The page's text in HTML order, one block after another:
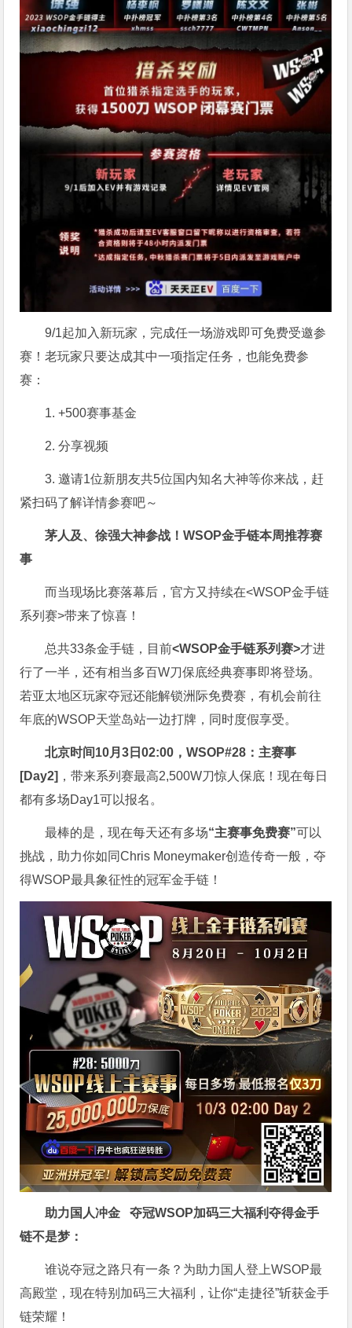
9/1起加入新玩家，完成任一场游戏即可免费受邀参
赛！老玩家只要达成其中一项指定任务，也能免费参
赛：
1. +500赛事基金
2. 分享视频
3. 邀请1位新朋友共5位国内知名大神等你来战，赶
紧扫码了解详情参赛吧～
茅人及、徐强大神参战！WSOP金手链本周推荐赛
事
而当现场比赛落幕后，官方又持续在<WSOP金手链
系列赛>带来了惊喜！
总共33条金手链，目前<WSOP金手链系列赛>才进
行了一半，还有相当多百W刀保底经典赛事即将登场。
若亚太地区玩家夺冠还能解锁洲际免费赛，有机会前往
年底的WSOP天堂岛站一边打牌，同时度假享受。
北京时间10月3日02:00，WSOP#28：主赛事
[Day2] ，带来系列赛最高2,500W刀惊人保底！现在每日
都有多场Day1可以报名。
最棒的是，现在每天还有多场“主赛事免费赛”可以
挑战，助力你如同Chris Moneymaker创造传奇一般，夺
得WSOP最具象征性的冠军金手链！
助力国人冲金 夺冠WSOP加码三大福利夺得金手
链不是梦 ：
谁说夺冠之路只有一条？为助力国人登上WSOP最
高殿堂，现在特别加码三大福利，让你“走捷径”斩获金手
链荣耀！